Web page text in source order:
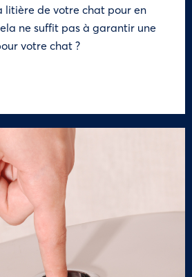
litière de votre chat pour en
ne suffit pas à garantir une
votre chat ?